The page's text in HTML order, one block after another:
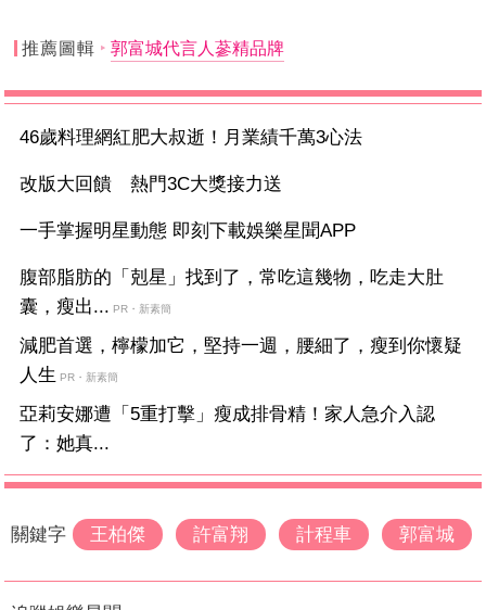
推薦圖輯 郭富城代言人蔘精品牌
46歲料理網紅肥大叔逝！月業績千萬3心法
改版大回饋 熱門3C大獎接力送
一手掌握明星動態 即刻下載娛樂星聞APP
腹部脂肪的「剋星」找到了，常吃這幾物，吃走大肚
囊，瘦出... PR・新素簡
減肥首選，檸檬加它，堅持一週，腰細了，瘦到你懷疑
人生 PR・新素簡
亞莉安娜遭「5重打擊」瘦成排骨精！家人急介入認
了：她真...
關鍵字 王柏傑 許富翔 計程車 郭富城